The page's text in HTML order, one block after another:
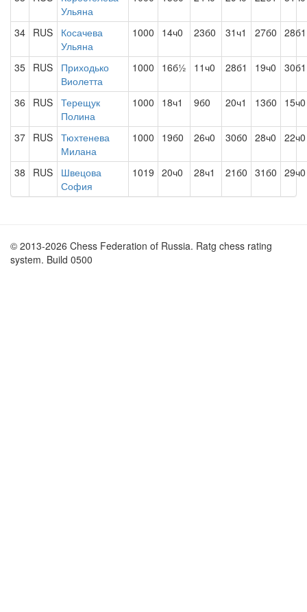
Ульяна
34 RUS
Косачева
Ульяна
1000 14ч0 23б0 31ч1 27б0 28б1
35 RUS
Приходько
Виолетта
1000 16б½ 11ч0 28б1 19ч0 30б1
36 RUS Терещук
Полина
1000 18ч1 9б0 20ч1 13б0 15ч0
37 RUS Тюхтенева
Милана
1000 19б0 26ч0 30б0 28ч0 22ч0
38 RUS
Швецова
София
1019 20ч0 28ч1 21б0 31б0 29ч0
© 2013-2026 Chess Federation of Russia. Ratg chess rating
system. Build 0500